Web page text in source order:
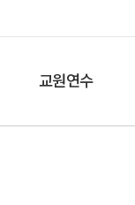
교원연수